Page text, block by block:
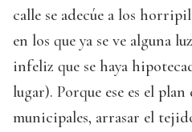
calle se adecúe a los
en los que ya se ve alguna
infeliz que se haya
lugar). Porque ese es el
municipales, arrasar el